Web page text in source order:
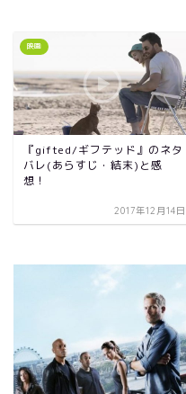
映画
『gifted/ギフテッド』のネタ
バレ(あらすじ・結末)と感
想！
2017年12月14日